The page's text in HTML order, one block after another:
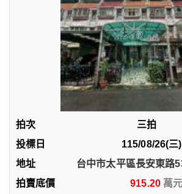
三拍
115/08/26(三)
台中市太平區長安東路
915.20